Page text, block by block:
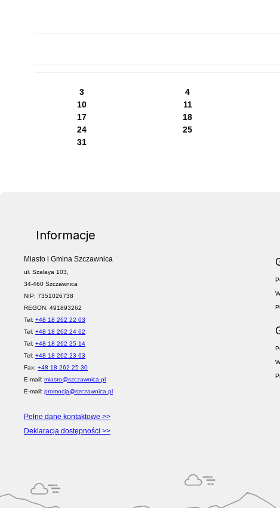
3
4
10
11
17
18
24
25
31
Informacje
Miasto i Gmina Szczawnica
ul. Szalaya 103,
34-460 Szczawnica
NIP: 7351026738
REGON: 491893262
Tel: +48 18 262 22 03
Tel: +48 18 262 24 62
Tel: +48 18 262 25 14
Tel: +48 18 262 23 63
Fax: +48 18 262 25 30
E-mail: miasto@szczawnica.pl
E-mail: promocja@szczawnica.pl
Pełne dane kontaktowe >>
Deklaracja dostępności >>